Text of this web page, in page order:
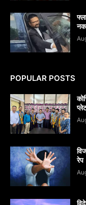
POPULAR POSTS
रेप